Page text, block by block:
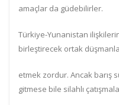
amaçlar da güdebilirler.
Türkiye-Yunanistan
birleştirecek ortak
etmek zordur. Ancak barış
gitmese bile silahlı